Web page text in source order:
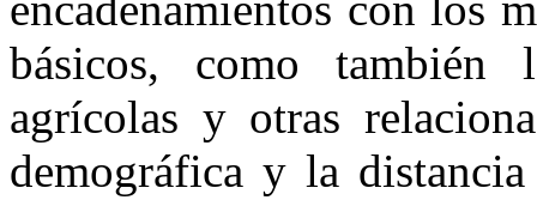
básicos, como también
agrícolas y otras
demográfica y la